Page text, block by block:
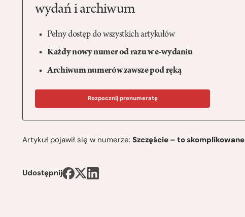
wydań i archiwum
Pełny dostęp do wszystkich artykułów
Każdy nowy numer od razu w e-wydaniu
Archiwum numerów zawsze pod ręką
Rozpocznij prenumeratę
Artykuł pojawił się w numerze:Szczęście – to skomplikowane
Udostępnij